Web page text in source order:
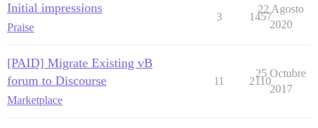
Initial impressions
Praise
3 1457
22 Agosto
2020
[PAID] Migrate Existing vB
forum to Discourse
Marketplace
11 2110
25 Octubre
2017